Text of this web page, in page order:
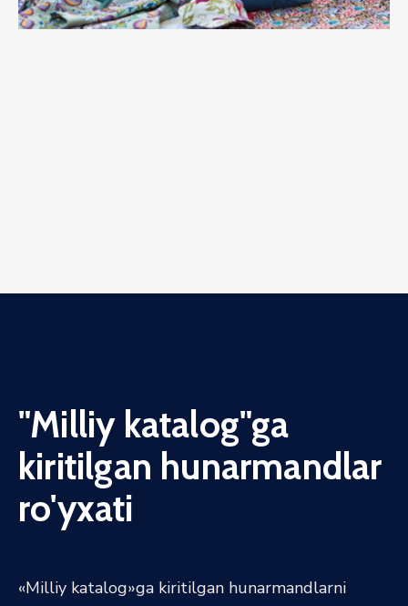
"Milliy katalog"ga
kiritilgan hunarmandlar
ro'yxati
«Milliy katalog»ga kiritilgan hunarmandlarni